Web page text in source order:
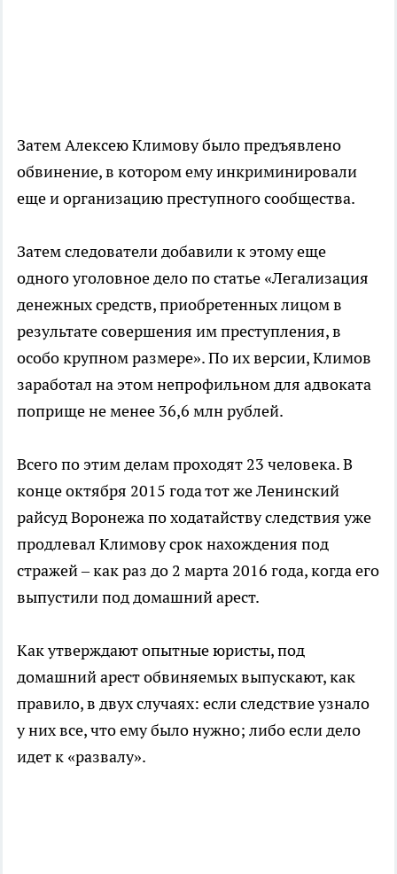
Затем Алексею Климову было предъявлено
обвинение, в котором ему инкриминировали
еще и организацию преступного сообщества.
Затем следователи добавили к этому еще
одного уголовное дело по статье «Легализация
денежных средств, приобретенных лицом в
результате совершения им преступления, в
особо крупном размере». По их версии, Климов
заработал на этом непрофильном для адвоката
поприще не менее 36,6 млн рублей.
Всего по этим делам проходят 23 человека. В
конце октября 2015 года тот же Ленинский
райсуд Воронежа по ходатайству следствия уже
продлевал Климову срок нахождения под
стражей – как раз до 2 марта 2016 года, когда его
выпустили под домашний арест.
Как утверждают опытные юристы, под
домашний арест обвиняемых выпускают, как
правило, в двух случаях: если следствие узнало
у них все, что ему было нужно; либо если дело
идет к «развалу».